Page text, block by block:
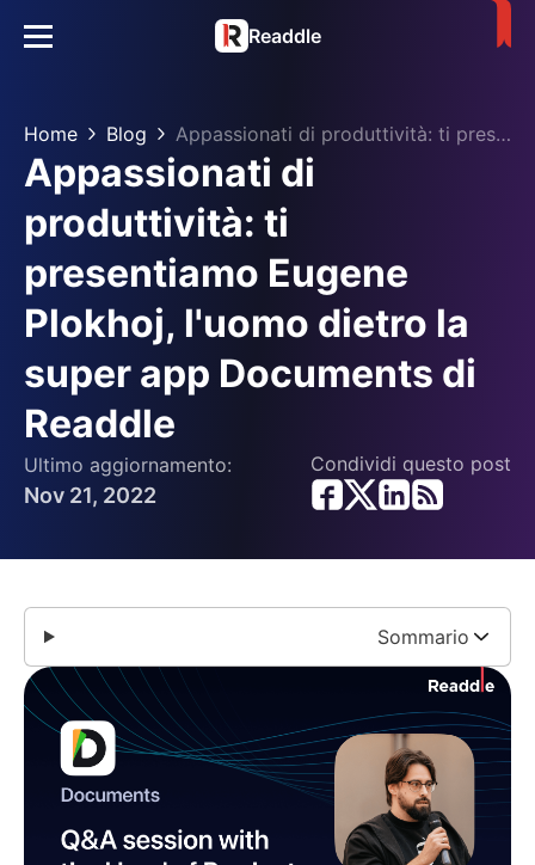
Readdle
Home Blog Appassionati di produttività: ti presentiamo Eugene Plokhoj, l'uomo dietro la super app Documents di Readdle
Appassionati di
produttività: ti
presentiamo Eugene
Plokhoj, l'uomo dietro la
super app Documents di
Readdle
Ultimo aggiornamento:
Nov 21, 2022
Condividi questo post
Sommario